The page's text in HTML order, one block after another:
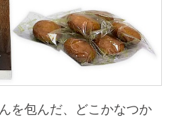
プ
スの重点課題
を包んだ、どこかなつか